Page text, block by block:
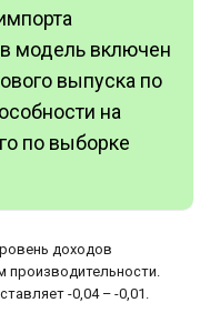
модель включен
выпуска по
на
по выборке
доходов
производительности.
-0,04 – -0,01.